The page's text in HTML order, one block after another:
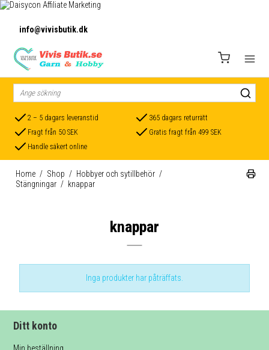
info@vivisbutik.dk
2 – 5 dagars leveranstid
365 dagars returrätt
Fragt från 50 SEK
Gratis fragt från 499 SEK
Handle säkert online
Home / Shop / Hobbyer och sytillbehör /
Stängningar / knappar
knappar
Inga produkter har påträffats.
Ditt konto